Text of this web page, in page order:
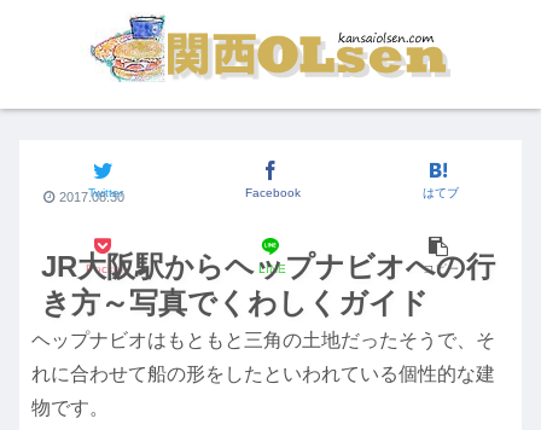
JR大阪駅からヘップナビオへの行
き方～写真でくわしくガイド
Twitter Facebook はてブ
Pocket LINE コピー
2017.08.30
ヘップナビオはもともと三角の土地だったそうで、そ
れに合わせて船の形をしたといわれている個性的な建
物です。